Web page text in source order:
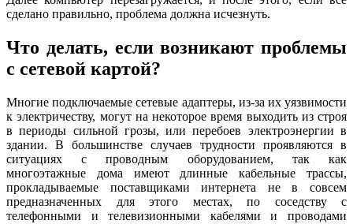
сделано правильно, проблема должна исчезнуть.
Что делать, если возникают проблемы
с сетевой картой?
Многие подключаемые сетевые адаптеры, из-за их уязвимости
к электричеству, могут на некоторое время выходить из строя
в периоды сильной грозы, или перебоев электроэнергии в
здании. В большинстве случаев трудности проявляются в
ситуациях с проводным оборудованием, так как
многоэтажные дома имеют длинные кабельные трассы,
прокладываемые поставщиками интернета не в совсем
предназначенных для этого местах, по соседству с
телефонными и телевизионными кабелями и проводами